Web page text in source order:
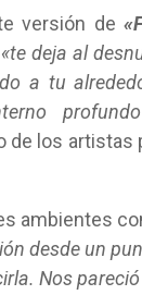
versión de
«te deja al
a tu
de los
ambientes
desde un
Nos